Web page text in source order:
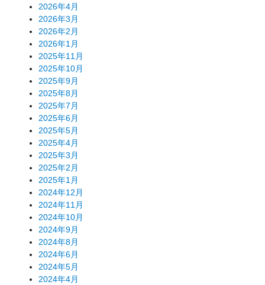
2026年4月
2026年3月
2026年2月
2026年1月
2025年11月
2025年10月
2025年9月
2025年8月
2025年7月
2025年6月
2025年5月
2025年4月
2025年3月
2025年2月
2025年1月
2024年12月
2024年11月
2024年10月
2024年9月
2024年8月
2024年6月
2024年5月
2024年4月